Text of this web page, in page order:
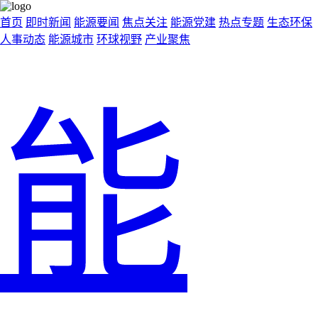
首页 即时新闻 能源要闻 焦点关注 能源党建 热点专题 生态环保
人事动态 能源城市 环球视野 产业聚焦
能